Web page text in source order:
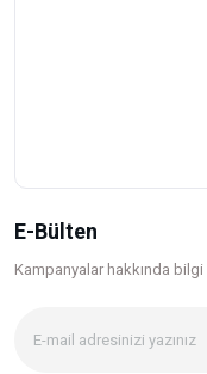
E-Bülten
Kampanyalar hakkında bilgi